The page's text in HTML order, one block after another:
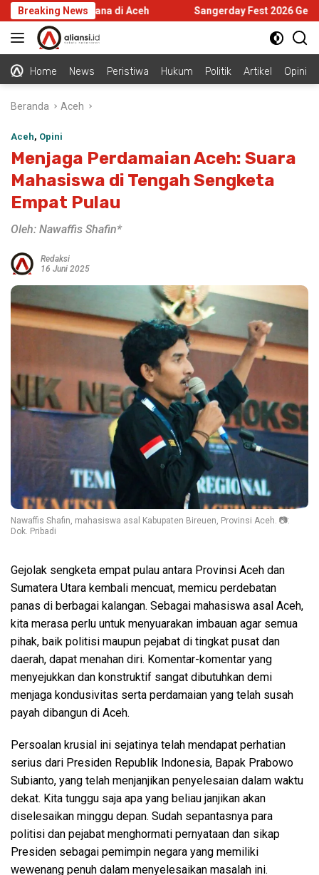
Langsung
ke
konten
Breaking Newsdi Aceh Sangerday Fest 2026 Gelar
Home News Peristiwa Hukum Politik Artikel Opini
Beranda Aceh
Aceh, Opini
Menjaga Perdamaian Aceh: Suara
Mahasiswa di Tengah Sengketa
Empat Pulau
Oleh: Nawaffis Shafin*
Redaksi
16 Juni 2025
Nawaffis Shafin, mahasiswa asal Kabupaten Bireuen, Provinsi Aceh. 📷:
Dok. Pribadi
Gejolak sengketa empat pulau antara Provinsi Aceh dan
Sumatera Utara kembali mencuat, memicu perdebatan
panas di berbagai kalangan. Sebagai mahasiswa asal Aceh,
kita merasa perlu untuk menyuarakan imbauan agar semua
pihak, baik politisi maupun pejabat di tingkat pusat dan
daerah, dapat menahan diri. Komentar-komentar yang
menyejukkan dan konstruktif sangat dibutuhkan demi
menjaga kondusivitas serta perdamaian yang telah susah
payah dibangun di Aceh.
Persoalan krusial ini sejatinya telah mendapat perhatian
serius dari Presiden Republik Indonesia, Bapak Prabowo
Subianto, yang telah menjanjikan penyelesaian dalam waktu
dekat. Kita tunggu saja apa yang beliau janjikan akan
diselesaikan minggu depan. Sudah sepantasnya para
politisi dan pejabat menghormati pernyataan dan sikap
Presiden sebagai pemimpin negara yang memiliki
wewenang penuh dalam menyelesaikan masalah ini.